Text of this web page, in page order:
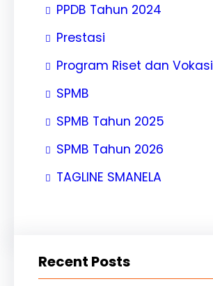
PPDB Tahun 2024
Prestasi
Program Riset dan Vokasi
SPMB
SPMB Tahun 2025
SPMB Tahun 2026
TAGLINE SMANELA
Recent Posts